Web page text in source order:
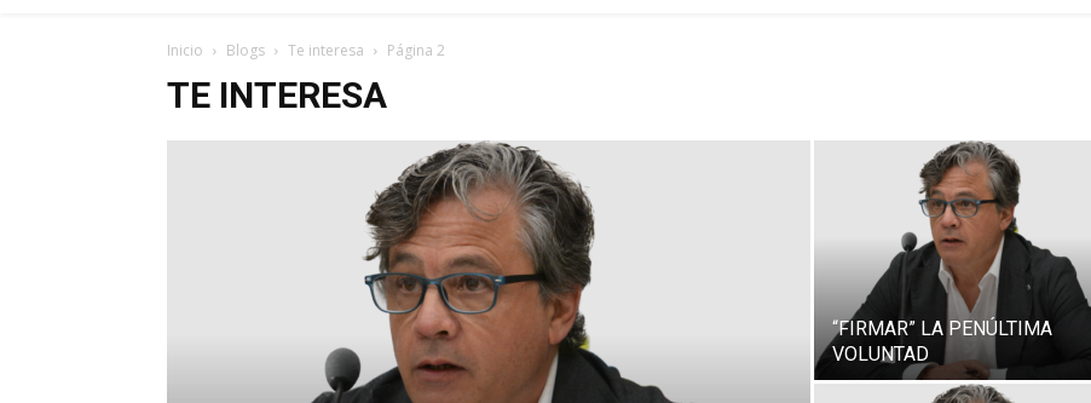
Inicio Blogs Te interesa Página 2
TE INTERESA
“FIRMAR” LA PENÚLTIMA
VOLUNTAD